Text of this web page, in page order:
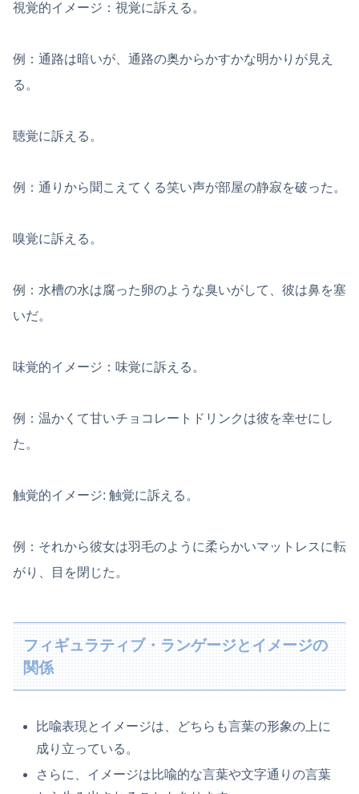
視覚的イメージ：視覚に訴える。
例：通路は暗いが、通路の奥からかすかな明かりが見え
る。
聴覚に訴える。
例：通りから聞こえてくる笑い声が部屋の静寂を破った。
嗅覚に訴える。
例：水槽の水は腐った卵のような臭いがして、彼は鼻を塞
いだ。
味覚的イメージ：味覚に訴える。
例：温かくて甘いチョコレートドリンクは彼を幸せにし
た。
触覚的イメージ: 触覚に訴える。
例：それから彼女は羽毛のように柔らかいマットレスに転
がり、目を閉じた。
フィギュラティブ・ランゲージとイメージの
関係
比喩表現とイメージは、どちらも言葉の形象の上に
成り立っている。
さらに、イメージは比喩的な言葉や文字通りの言葉